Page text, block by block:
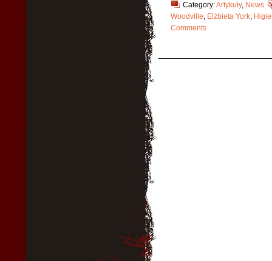
Category:Artykuły, News
Woodville, Elżbieta York,
Comments